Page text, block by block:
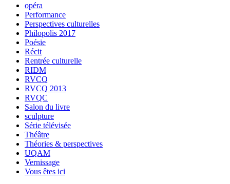
opéra
Performance
Perspectives culturelles
Philopolis 2017
Poésie
Récit
Rentrée culturelle
RIDM
RVCQ
RVCQ 2013
RVQC
Salon du livre
sculpture
Série télévisée
Théâtre
Théories & perspectives
UQAM
Vernissage
Vous êtes ici